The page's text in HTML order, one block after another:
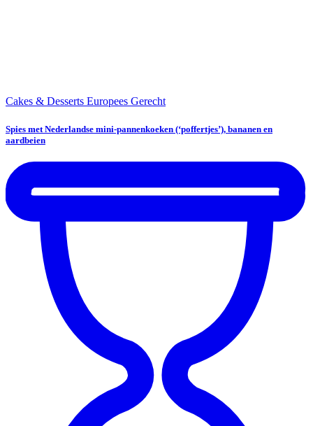
Cakes & Desserts Europees Gerecht
Spies met Nederlandse mini-pannenkoeken (‘poffertjes’), bananen en
aardbeien